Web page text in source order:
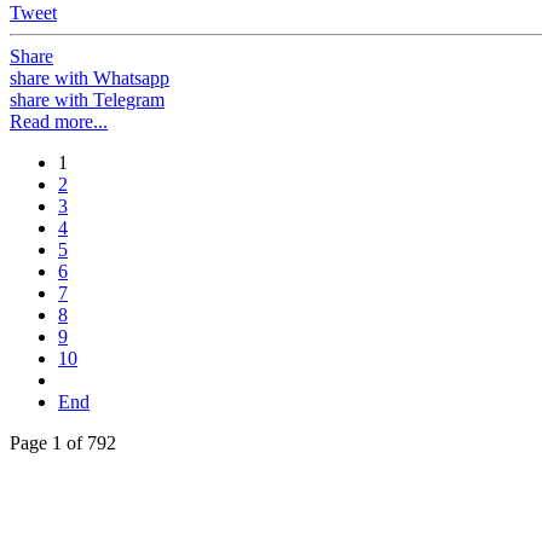
Tweet
Share
share with Whatsapp
share with Telegram
Read more...
1
2
3
4
5
6
7
8
9
10
End
Page 1 of 792